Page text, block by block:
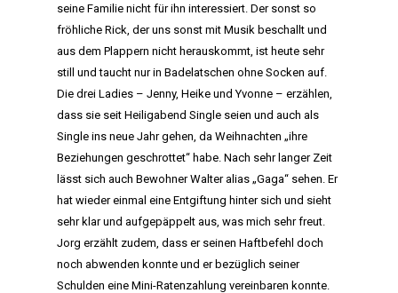
seine Familie nicht für ihn interessiert. Der sonst so
fröhliche Rick, der uns sonst mit Musik beschallt und
aus dem Plappern nicht herauskommt, ist heute sehr
still und taucht nur in Badelatschen ohne Socken auf.
Die drei Ladies – Jenny, Heike und Yvonne – erzählen,
dass sie seit Heiligabend Single seien und auch als
Single ins neue Jahr gehen, da Weihnachten „ihre
Beziehungen geschrottet“ habe. Nach sehr langer Zeit
lässt sich auch Bewohner Walter alias „Gaga“ sehen. Er
hat wieder einmal eine Entgiftung hinter sich und sieht
sehr klar und aufgepäppelt aus, was mich sehr freut.
Jorg erzählt zudem, dass er seinen Haftbefehl doch
noch abwenden konnte und er bezüglich seiner
Schulden eine Mini-Ratenzahlung vereinbaren konnte.
HOME
MANIFEST
AKTIVITÄTEN
CLUB